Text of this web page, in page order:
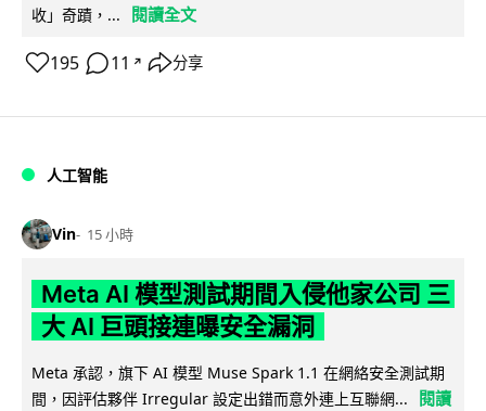
收」奇蹟，...
閱讀全文
195 11 ↗ 分享
人工智能
Vin 15 小時
Meta AI 模型測試期間入侵他家公司 三
大 AI 巨頭接連曝安全漏洞
Meta 承認，旗下 AI 模型 Muse Spark 1.1 在網絡安全測試期
間，因評估夥伴 Irregular 設定出錯而意外連上互聯網...
閱讀